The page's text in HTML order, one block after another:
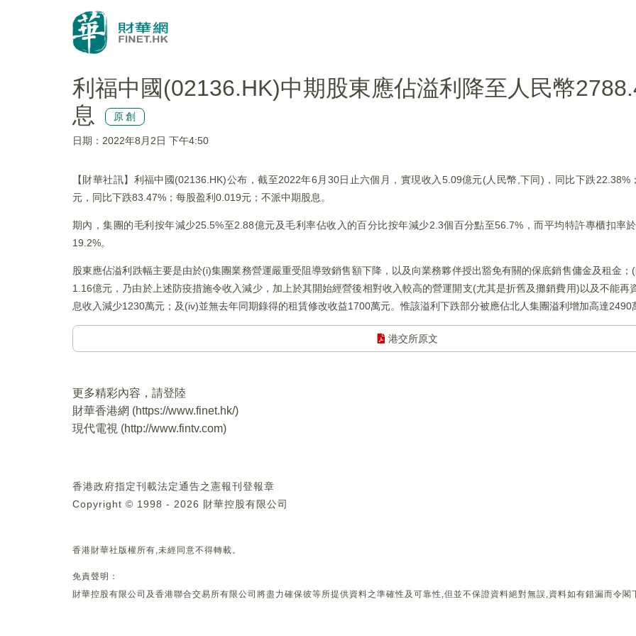
利福中國(02136.HK)中期股東應佔溢利降至人民幣
息
原創
日期：2022年8月2日 下午4:50
【財華社訊】利福中國(02136.HK)公布，截至2022年6月30日止六個月，實現收入5.09億元(人民幣,下同)，同比下跌22.38%
元，同比下跌83.47%；每股盈利0.019元；不派中期股息。
期內，集團的毛利按年減少25.5%至2.88億元及毛利率佔收入的百分比按年減少2.3個百分點至56.7%，而平均特許專櫃扣率
19.2%。
股東應佔溢利跌幅主要是由於(i)集團業務營運嚴重受阻導致銷售額下降，以及向業務夥伴授出豁免有關的保底銷售傭金及租金；
1.16億元，乃由於上述防疫措施令收入減少，加上於其開始經營後相對收入較高的營運開支(尤其是折舊及攤銷費用)以及不能再
息收入減少1230萬元；及(iv)並無去年同期錄得的租賃修改收益1700萬元。惟該溢利下跌部分被應佔北人集團溢利增加高達2490
港交所原文
更多精彩內容，請登陸
財華香港網 (https://www.finet.hk/)
現代電視 (http://www.fintv.com)
香港政府指定刊載法定通告之憲報刊登報章
Copyright © 1998 - 2026 財華控股有限公司
香港財華社版權所有,未經同意不得轉載。
免責聲明：
財華控股有限公司及香港聯合交易所有限公司將盡力確保彼等所提供資料之準確性及可靠性,但並不保證資料絕對無誤,資料如有錯漏而令閣